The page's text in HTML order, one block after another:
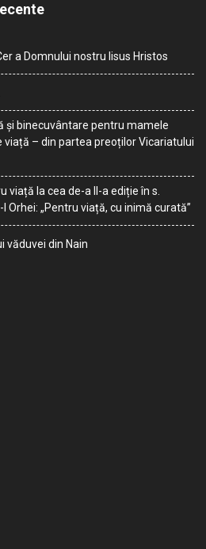
a Domnului nostru Iisus Hristos
și binecuvântare pentru mamele
viață – din partea preoților Vicariatului
viață la cea de-a II-a ediție în s.
l Orhei: „Pentru viață, cu inimă curată”
văduvei din Nain